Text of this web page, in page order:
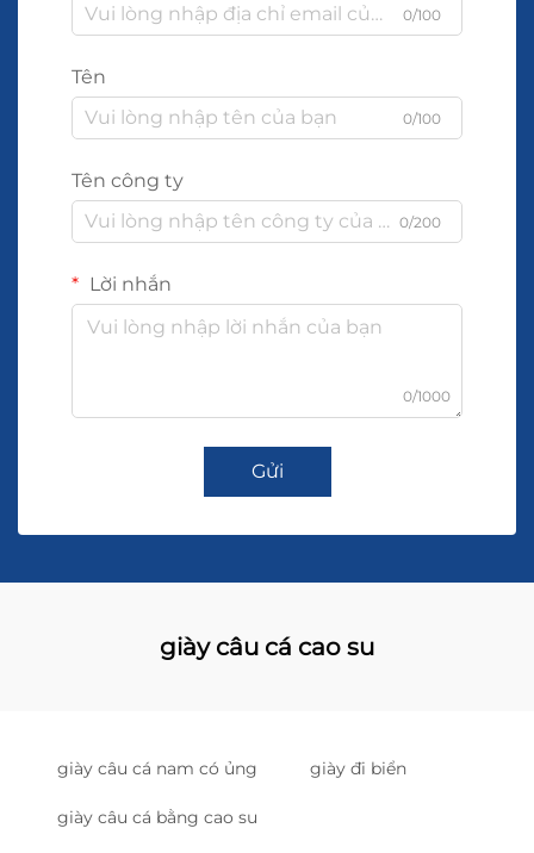
0/100
Tên
0/100
Tên công ty
0/200
Lời nhắn
0/1000
Gửi
giày câu cá cao su
giày câu cá nam có ủng giày đi biển
giày câu cá bằng cao su